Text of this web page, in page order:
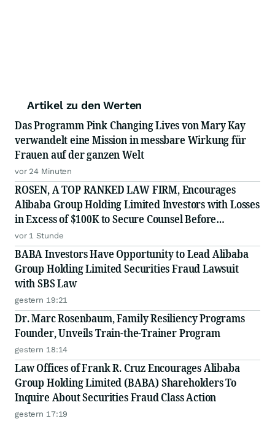
Artikel zu den Werten
Das Programm Pink Changing Lives von Mary Kay
verwandelt eine Mission in messbare Wirkung für
Frauen auf der ganzen Welt
vor 24 Minuten
ROSEN, A TOP RANKED LAW FIRM, Encourages
Alibaba Group Holding Limited Investors with Losses
in Excess of $100K to Secure Counsel Before
Important Deadline in Securities Class Action - BABA
vor 1 Stunde
BABA Investors Have Opportunity to Lead Alibaba
Group Holding Limited Securities Fraud Lawsuit
with SBS Law
gestern 19:21
Dr. Marc Rosenbaum, Family Resiliency Programs
Founder, Unveils Train-the-Trainer Program
gestern 18:14
Law Offices of Frank R. Cruz Encourages Alibaba
Group Holding Limited (BABA) Shareholders To
Inquire About Securities Fraud Class Action
gestern 17:19